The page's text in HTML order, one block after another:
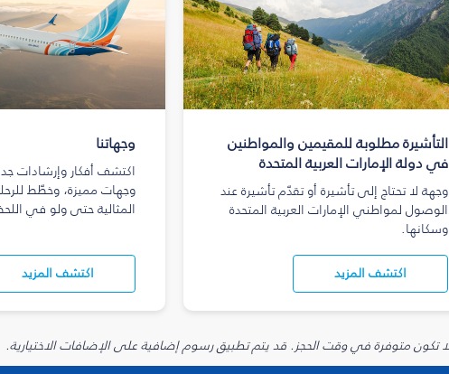
التأشيرة مطلوبة للمقيمين والمواطنين
في دولة الإمارات العربية المتحدة
وجهة لا تحتاج إلى تأشيرة أو تقدّم تأشيرة عند
الوصول لمواطني الإمارات العربية المتحدة
وسكانها.
اكتشف المزيد
وجهاتنا
اكتشف أفكار وإرشادات
وجهات مميزة، وخطّط
المثالية حتى ولو في
اكتشف المزيد